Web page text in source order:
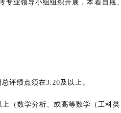
专业领导小组组织开展，本着自
总评绩点须在3.20及以上。
上（数学分析、或高等数学（工科